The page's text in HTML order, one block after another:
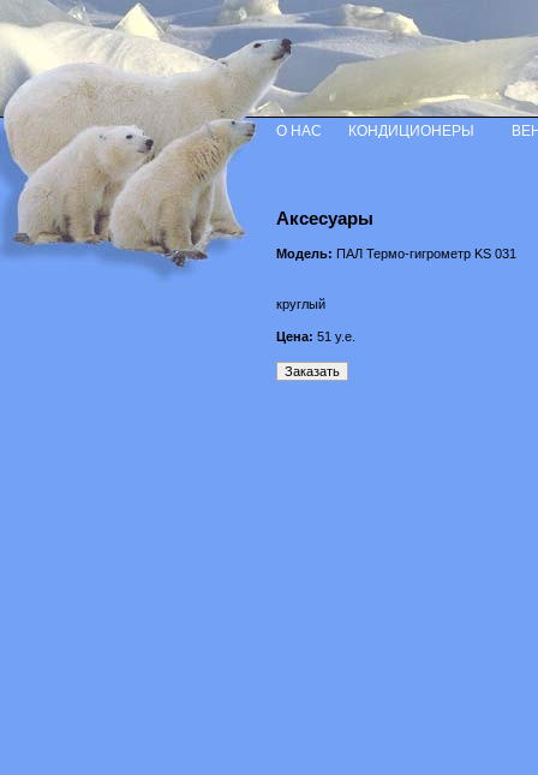
Аксесуары
Модель: ПАЛ Термо-гигрометр KS 031
круглый
Цена: 51 у.е.
О НАС КОНДИЦИОНЕРЫ